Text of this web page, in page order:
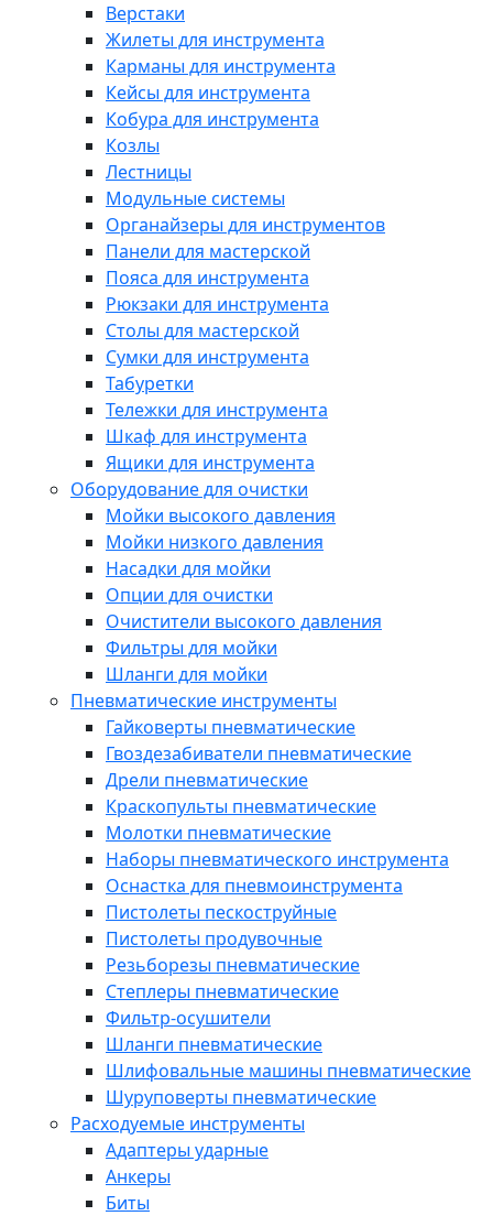
Верстаки
Жилеты для инструмента
Карманы для инструмента
Кейсы для инструмента
Кобура для инструмента
Козлы
Лестницы
Модульные системы
Органайзеры для инструментов
Панели для мастерской
Пояса для инструмента
Рюкзаки для инструмента
Столы для мастерской
Сумки для инструмента
Табуретки
Тележки для инструмента
Шкаф для инструмента
Ящики для инструмента
Оборудование для очистки
Мойки высокого давления
Мойки низкого давления
Насадки для мойки
Опции для очистки
Очистители высокого давления
Фильтры для мойки
Шланги для мойки
Пневматические инструменты
Гайковерты пневматические
Гвоздезабиватели пневматические
Дрели пневматические
Краскопульты пневматические
Молотки пневматические
Наборы пневматического инструмента
Оснастка для пневмоинструмента
Пистолеты пескоструйные
Пистолеты продувочные
Резьборезы пневматические
Степлеры пневматические
Фильтр-осушители
Шланги пневматические
Шлифовальные машины пневматические
Шуруповерты пневматические
Расходуемые инструменты
Адаптеры ударные
Анкеры
Биты